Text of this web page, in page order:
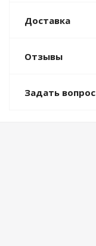
Доставка
Отзывы
Задать вопрос